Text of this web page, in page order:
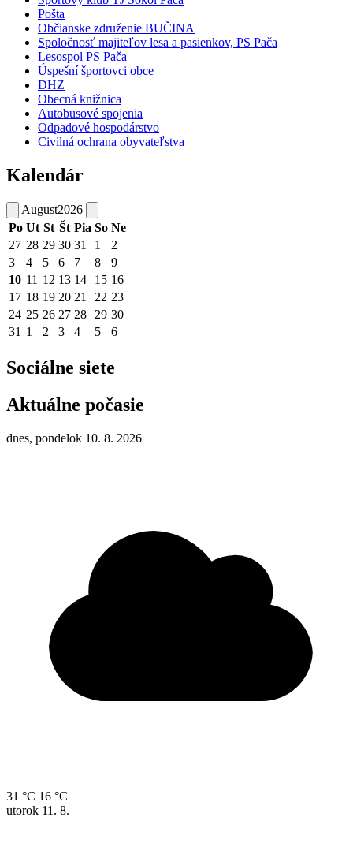
Pošta
Občianske združenie BUČINA
Spoločnosť majiteľov lesa a pasienkov, PS Pača
Lesospol PS Pača
Úspešní športovci obce
DHZ
Obecná knižnica
Autobusové spojenia
Odpadové hospodárstvo
Civilná ochrana obyvateľstva
Kalendár
August2026
Po Ut St Št Pia So Ne
27 28 29 30 31 1
2
3
4 5 6 7 8
9
10 11 12 13 14 15 16
17 18 19 20 21 22 23
24 25 26 27 28 29 30
31 1 2 3 4 5 6
Sociálne siete
Aktuálne počasie
dnes, pondelok 10. 8. 2026
31 °C 16 °C
utorok 11. 8.